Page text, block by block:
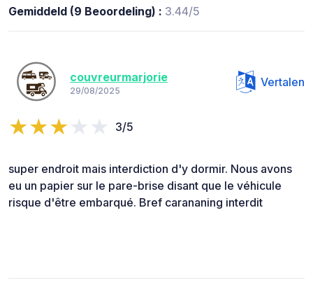
Gemiddeld (9 Beoordeling) : 3.44/5
couvreurmarjorie
29/08/2025
Vertalen
3/5
super endroit mais interdiction d'y dormir. Nous avons
eu un papier sur le pare-brise disant que le véhicule
risque d'être embarqué. Bref carananing interdit